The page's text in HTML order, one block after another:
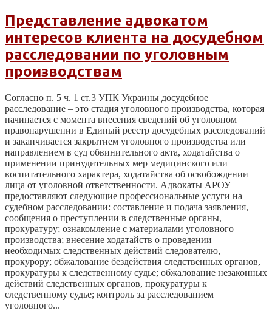
Представление адвокатом
интересов клиента на досудебном
расследовании по уголовным
производствам
Согласно п. 5 ч. 1 ст.3 УПК Украины досудебное
расследование – это стадия уголовного производства, которая
начинается с момента внесения сведений об уголовном
правонарушении в Единый реестр досудебных расследований
и заканчивается закрытием уголовного производства или
направлением в суд обвинительного акта, ходатайства о
применении принудительных мер медицинского или
воспитательного характера, ходатайства об освобождении
лица от уголовной ответственности. Адвокаты АРОУ
предоставляют следующие профессиональные услуги на
судебном расследовании: составление и подача заявления,
сообщения о преступлении в следственные органы,
прокуратуру; ознакомление с материалами уголовного
производства; внесение ходатайств о проведении
необходимых следственных действий следователю,
прокурору; обжалование бездействия следственных органов,
прокуратуры к следственному судье; обжалование незаконных
действий следственных органов, прокуратуры к
следственному судье; контроль за расследованием
уголовного...